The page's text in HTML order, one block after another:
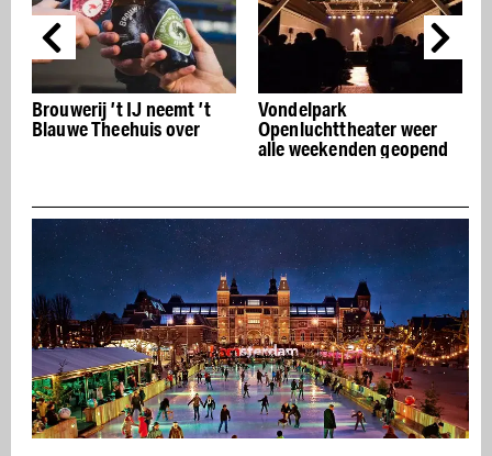
IJ neemt ’t
over
Vondelpark
Openluchttheater weer
alle weekenden geopend
Pekingeend